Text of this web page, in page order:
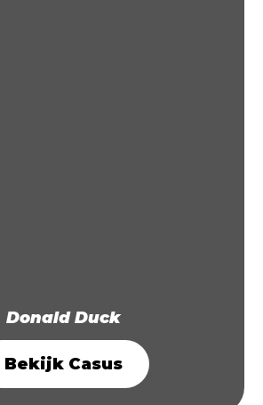
Donald Duck
Bekijk Casus